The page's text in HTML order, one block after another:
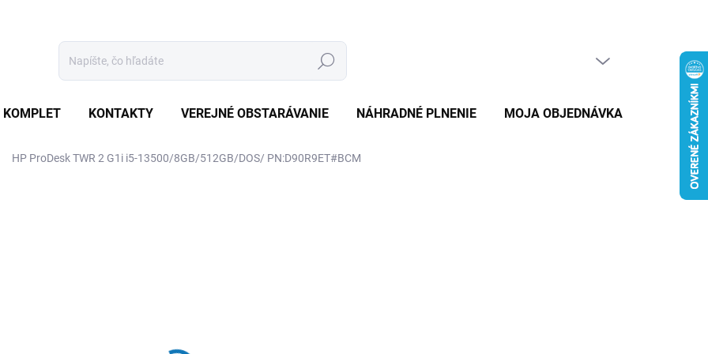
Hľadať
KOMPLET KONTAKTY VEREJNÉ OBSTARÁVANIE NÁHRADNÉ PLNENIE MOJA OBJEDNÁVKA ZNAČKY
HP ProDesk TWR 2 G1i i5-13500/8GB/512GB/DOS/ PN:D90R9ET#BCM